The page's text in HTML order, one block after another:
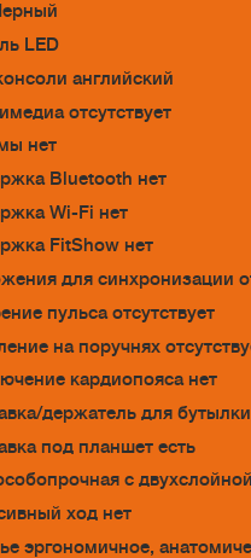
LED
английский
отсутствует
нет
Bluetooth нет
Wi-Fi нет
FitShow нет
для синхронизации
пульса отсутствует
на поручнях
кардиопояса нет
держатель для
под планшет есть
с
ход нет
эргономичное,